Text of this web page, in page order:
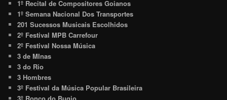
1º Recital de Compositores Goianos
1º Semana Nacional Dos Transportes
201 Sucessos Musicais Escolhidos
2º Festival MPB Carrefour
2º Festival Nossa Música
3 de MInas
3 do Rio
3 Hombres
3º Festival da Música Popular Brasileira